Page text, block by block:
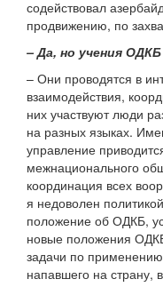
содействовал
продвижению, по
– Да, но учения
– Они проводятся в
взаимодействия,
них участвуют люди
на разных языках.
управление
межнационального
координация всех
я недоволен
положение об ОДКБ,
новые положения
задачи по применению
напавшего на